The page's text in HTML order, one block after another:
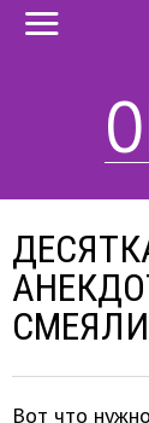
Вот что